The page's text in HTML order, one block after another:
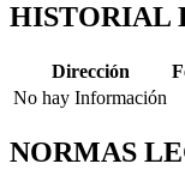
HISTORIAL
Dirección
No hay Información
NORMAS